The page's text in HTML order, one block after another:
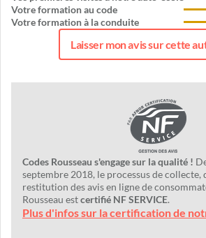
Votre formation au code
Votre formation à la conduite
Laisser mon avis sur cette
Codes Rousseau s'engage sur la qualité !
septembre 2018, le processus de collecte,
restitution des avis en ligne de
Rousseau estcertifié NF SERVICE.
Plus d'infos sur la certification de